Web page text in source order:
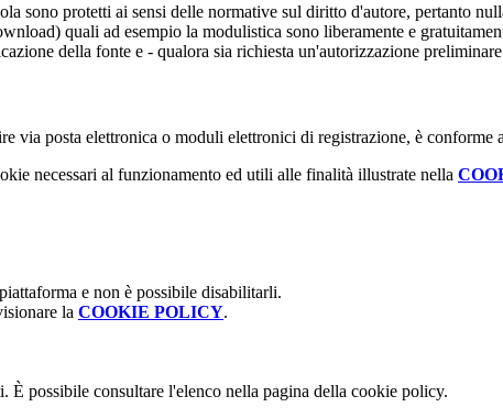
sono protetti ai sensi delle normative sul diritto d'autore, pertanto
quali ad esempio la modulistica sono liberamente e
della fonte e - qualora sia richiesta un'autorizzazione
via posta elettronica o moduli elettronici di registrazione, è
necessari al funzionamento ed utili alle finalità illustrate nella
e non è possibile disabilitarli.
la COOKIE POLICY.
È possibile consultare l'elenco nella pagina della cookie policy.